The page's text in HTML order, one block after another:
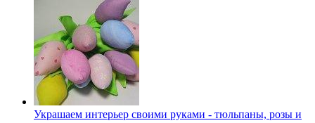
Украшаем интерьер своими руками - тюльпаны, розы и